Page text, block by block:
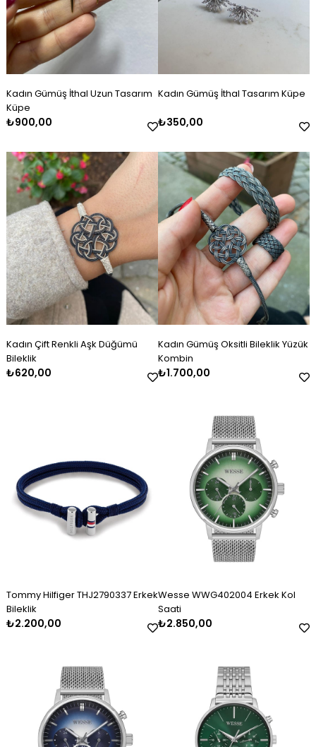
Kadın Gümüş İthal Uzun Tasarım
Küpe
₺900,00
Kadın Gümüş İthal Tasarım Küpe
₺350,00
Kadın Çift Renkli Aşk Düğümü
Bileklik
₺620,00
Kadın Gümüş Oksitli Bileklik Yüzük
Kombin
₺1.700,00
Tommy Hilfiger THJ2790337 Erkek
Bileklik
₺2.200,00
Wesse WWG402004 Erkek Kol
Saati
₺2.850,00